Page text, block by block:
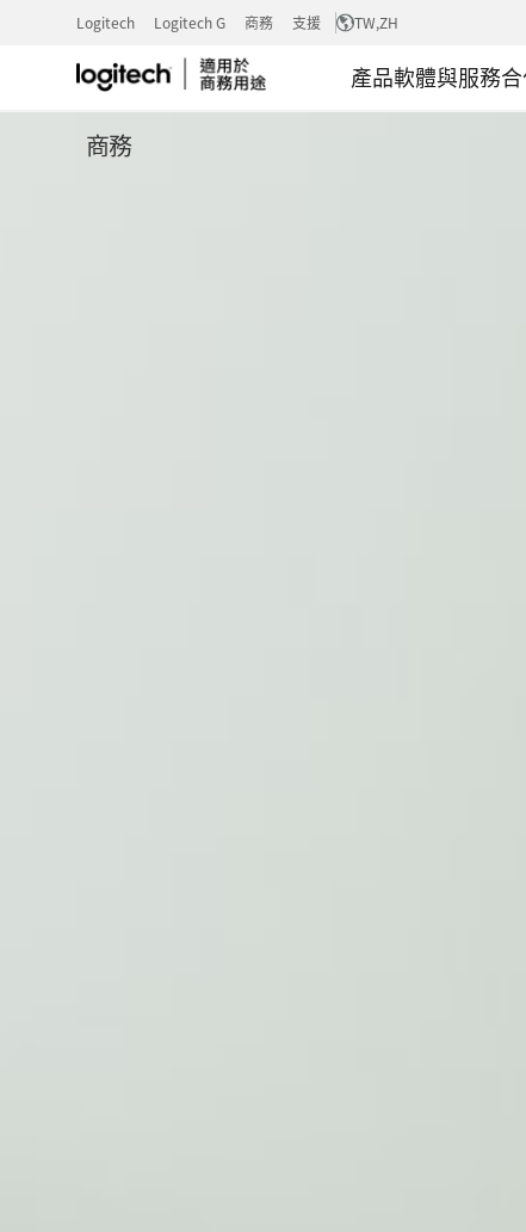
BRIO
305
Logitech Logitech G 商務 支援 TW,ZH
產品軟體與服務
商務